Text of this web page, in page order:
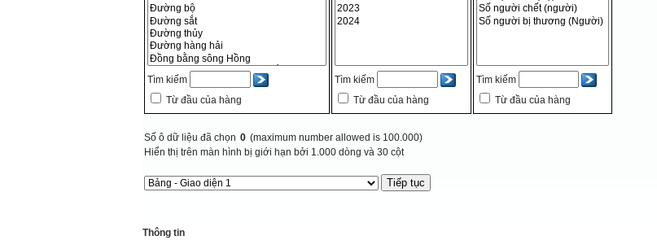
Tìm kiếm
Từ đầu của hàng
Tìm kiếm
Từ đầu của hàng
Tìm kiếm
Từ đầu của hàng
Số ô dữ liệu đã chọn 0 (maximum number allowed is 100.000)
Hiển thị trên màn hình bị giới hạn bởi 1.000 dòng và 30 cột
Thông tin